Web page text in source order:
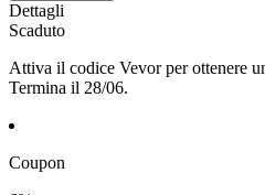
Dettagli
Scaduto
Attiva il codice Vevor per ottenere
Termina il 28/06.
Coupon